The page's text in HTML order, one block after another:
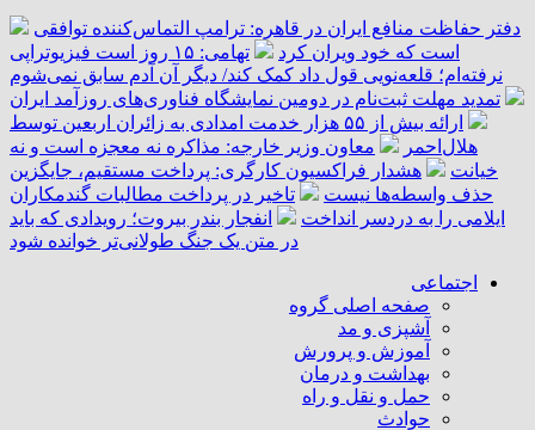
دفتر حفاظت منافع ایران در قاهره: ترامپ التماس‌کننده توافقی
است که خود ویران کرد
تهامی: ۱۵ روز است فیزیوتراپی
نرفته‌ام؛ قلعه‌نویی قول داد کمک کند/ دیگر آن آدم سابق نمی‌شوم
تمدید مهلت ثبت‌نام در دومین نمایشگاه فناوری‌های روزآمد ایران
ارائه بیش از ۵۵ هزار خدمت امدادی به زائران اربعین توسط
هلال‌احمر
معاون وزیر خارجه: مذاکره نه معجزه است و نه
خیانت
هشدار فراکسیون کارگری: پرداخت مستقیم، جایگزین
حذف واسطه‌ها نیست
تاخیر در پرداخت مطالبات گندمکاران
ایلامی را به دردسر انداخت
انفجار بندر بیروت؛ رویدادی که باید
در متن یک جنگ طولانی‌تر خوانده شود
اجتماعی
صفحه اصلی گروه
آشپزی و مد
آموزش و پرورش
بهداشت و درمان
حمل و نقل و راه
حوادث